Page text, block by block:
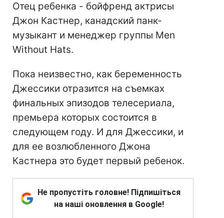
Отец ребенка - бойфренд актрисы
Джон Кастнер, канадский панк-
музыкант и менеджер группы Men
Without Hats.
Пока неизвестно, как беременность
Джессики отразится на съемках
финальных эпизодов телесериала,
премьера которых состоится в
следующем году. И для Джессики, и
для ее возлюбленного Джона
Кастнера это будет первый ребенок.
Не пропустіть головне! Підпишіться
на наші оновлення в Google!